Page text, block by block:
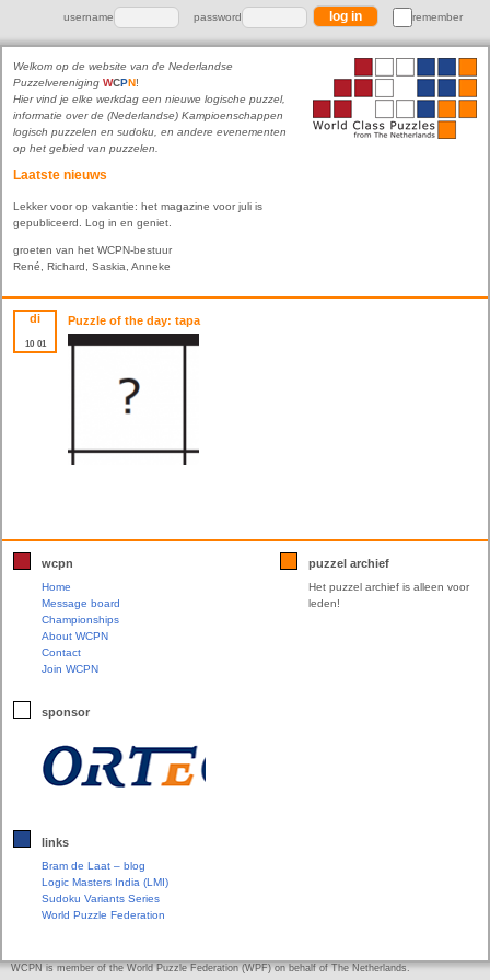
username password remember
Welkom op de website van de Nederlandse
Puzzelvereniging WCPN!
Hier vind je elke werkdag een nieuwe logische puzzel,
informatie over de (Nederlandse) Kampioenschappen
logisch puzzelen en sudoku, en andere evenementen
op het gebied van puzzelen.
Laatste nieuws
Lekker voor op vakantie: het magazine voor juli is
gepubliceerd. Log in en geniet.
groeten van het WCPN-bestuur
René, Richard, Saskia, Anneke
di
10 01
Puzzle of the day: tapa
wcpn
Home
Message board
Championships
About WCPN
Contact
Join WCPN
sponsor
links
Bram de Laat – blog
Logic Masters India (LMI)
Sudoku Variants Series
World Puzzle Federation
puzzel archief
Het puzzel archief is alleen voor
leden!
WCPN is member of the World Puzzle Federation (WPF) on behalf of The Netherlands.